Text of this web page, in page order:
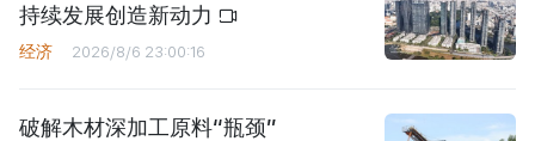
持续发展创造新动力
经济 2026/8/6 23:00:16
破解木材深加工原料“瓶颈”